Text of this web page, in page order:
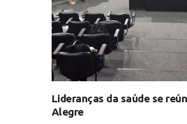
Lideranças da saúde se
Alegre